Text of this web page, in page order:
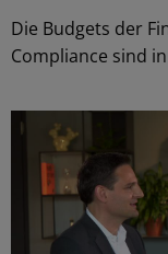
Die Budgets der
Compliance sind